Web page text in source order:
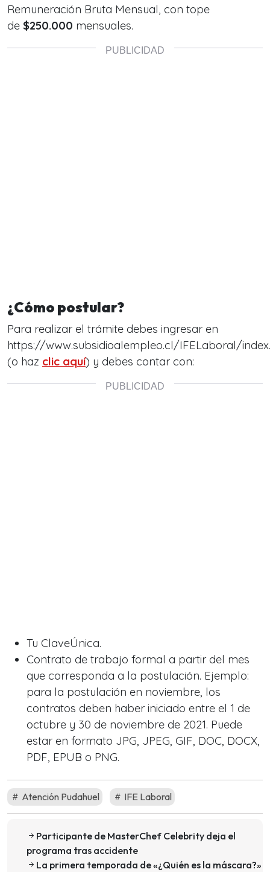
Remuneración Bruta Mensual, con tope
de $250.000 mensuales.
¿Cómo postular?
Para realizar el trámite debes ingresar en
https://www.subsidioalempleo.cl/IFELaboral/
(o haz clic aquí) y debes contar con:
Tu ClaveÚnica.
Contrato de trabajo formal a partir del mes
que corresponda a la postulación. Ejemplo:
para la postulación en noviembre, los
contratos deben haber iniciado entre el 1 de
octubre y 30 de noviembre de 2021. Puede
estar en formato JPG, JPEG, GIF, DOC, DOCX,
PDF, EPUB o PNG.
Atención Pudahuel IFE Laboral
Participante de MasterChef Celebrity deja el
programa tras accidente
La primera temporada de «¿Quién es la máscara?»